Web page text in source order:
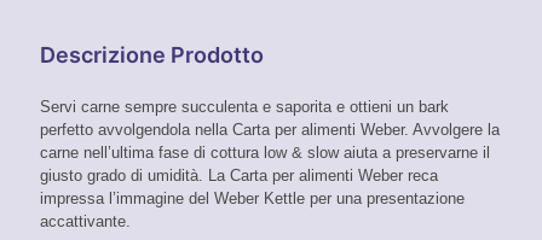
Descrizione Prodotto
Servi carne sempre succulenta e saporita e ottieni un bark
perfetto avvolgendola nella Carta per alimenti Weber. Avvolgere la
carne nell’ultima fase di cottura low & slow aiuta a preservarne il
giusto grado di umidità. La Carta per alimenti Weber reca
impressa l’immagine del Weber Kettle per una presentazione
accattivante.